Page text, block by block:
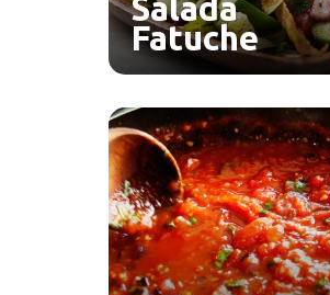
Salada
Fatuche